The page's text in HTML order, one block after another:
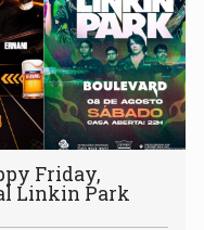
Friday,
Linkin Park